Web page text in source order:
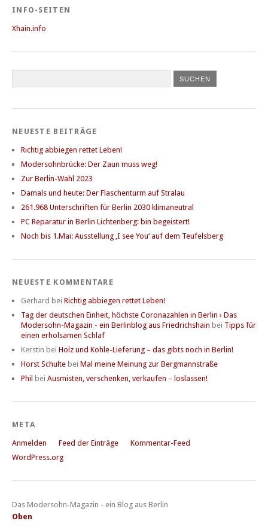
INFO-SEITEN
Xhain.info
NEUESTE BEITRÄGE
Richtig abbiegen rettet Leben!
Modersohnbrücke: Der Zaun muss weg!
Zur Berlin-Wahl 2023
Damals und heute: Der Flaschenturm auf Stralau
261.968 Unterschriften für Berlin 2030 klimaneutral
PC Reparatur in Berlin Lichtenberg: bin begeistert!
Noch bis 1.Mai: Ausstellung ‚I see You‘ auf dem Teufelsberg
NEUESTE KOMMENTARE
Gerhard bei Richtig abbiegen rettet Leben!
Tag der deutschen Einheit, höchste Coronazahlen in Berlin › Das
Modersohn-Magazin - ein Berlinblog aus Friedrichshain bei Tipps für
einen erholsamen Schlaf
Kerstin bei Holz und Kohle-Lieferung – das gibts noch in Berlin!
Horst Schulte bei Mal meine Meinung zur Bergmannstraße
Phil bei Ausmisten, verschenken, verkaufen – loslassen!
META
Anmelden Feed der Einträge
Kommentar-Feed
WordPress.org
Das Modersohn-Magazin - ein Blog aus Berlin
Oben